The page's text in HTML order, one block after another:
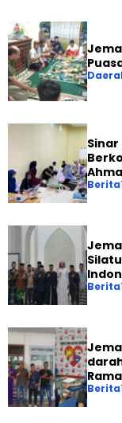
Berita
Berita
Berita